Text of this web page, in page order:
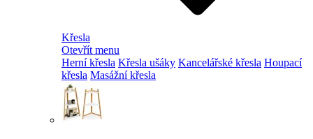
Křesla
Otevřít menu
Herní křesla Křesla ušáky Kancelářské křesla Houpací
křesla Masážní křesla